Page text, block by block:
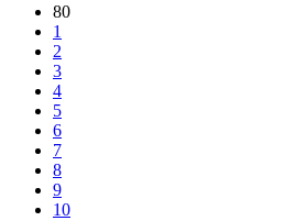
80
1
2
3
4
5
6
7
8
9
10